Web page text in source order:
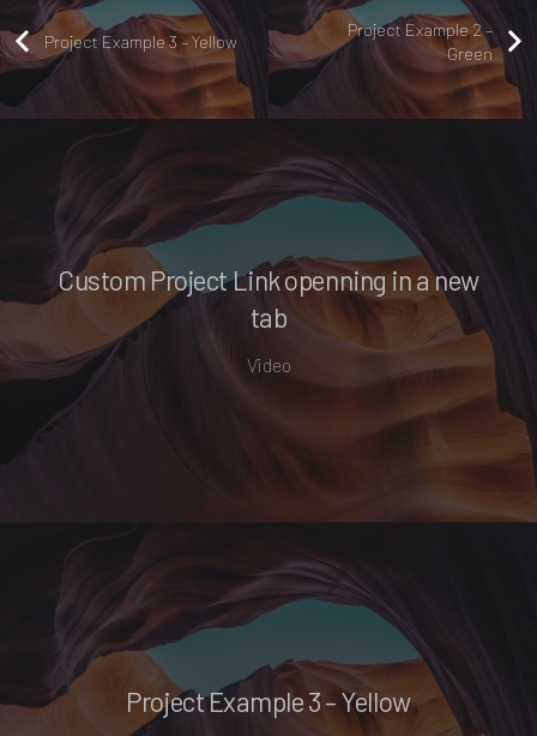
Project Example 3 – Yellow
Project Example 2 –
Green
Custom Project Link openning in a new
tab
Video
Project Example 3 – Yellow